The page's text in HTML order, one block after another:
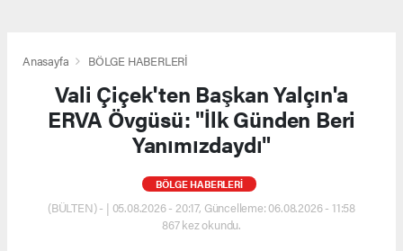
Anasayfa BÖLGE HABERLERİ
Vali Çiçek'ten Başkan Yalçın'a
ERVA Övgüsü: "İlk Günden Beri
Yanımızdaydı"
BÖLGE HABERLERİ
(BÜLTEN) - | 05.08.2026 - 20:17, Güncelleme: 06.08.2026 - 11:58
867 kez okundu.